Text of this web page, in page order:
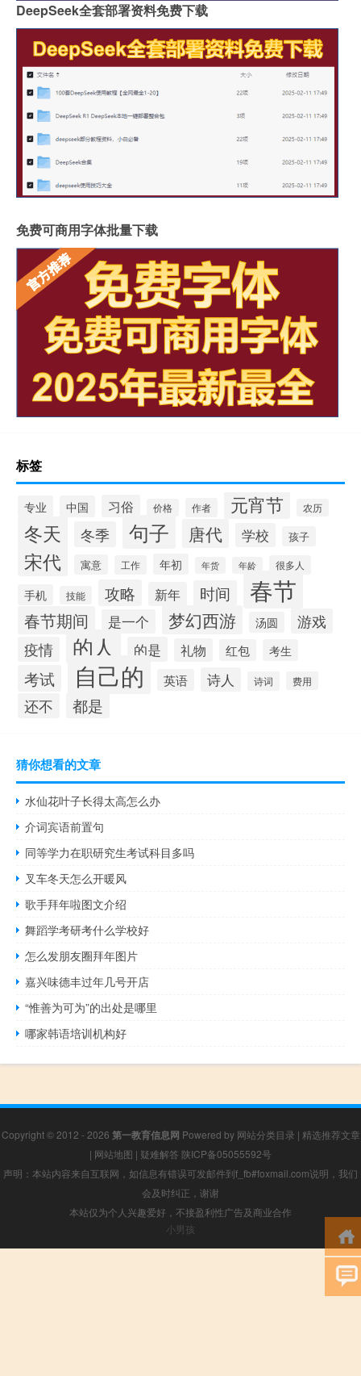
DeepSeek全套部署资料免费下载
免费可商用字体批量下载
标签
专业 中国 习俗 价格 作者 元宵节 农历
冬天 冬季 句子 唐代 学校 孩子
宋代 寓意 工作 年初 年货 年龄 很多人
手机 技能 攻略 新年 时间 春节
春节期间 是一个 梦幻西游 汤圆
游戏
疫情
的人 的是 礼物 红包 考生
考试 自己的 英语 诗人 诗词 费用
还不 都是
猜你想看的文章
水仙花叶子长得太高怎么办
介词宾语前置句
同等学力在职研究生考试科目多吗
叉车冬天怎么开暖风
歌手拜年啦图文介绍
舞蹈学考研考什么学校好
怎么发朋友圈拜年图片
嘉兴味德丰过年几号开店
“惟善为可为”的出处是哪里
哪家韩语培训机构好
Copyright © 2012 - 2026 第一教育信息网 Powered by 网站分类目录 | 精选推荐文章
| 网站地图 | 疑难解答 陕ICP备05055592号
声明：本站内容来自互联网，如信息有错误可发邮件到f_fb#foxmail.com说明，我们
会及时纠正，谢谢
本站仅为个人兴趣爱好，不接盈利性广告及商业合作
小男孩